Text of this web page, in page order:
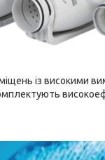
із високими